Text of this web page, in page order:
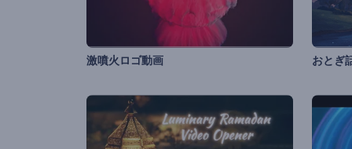
激噴火ロゴ動画 おとぎ